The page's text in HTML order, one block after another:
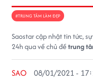
#TRUNG TÂM LÀM ĐẸP
Saostar cập nhật tin tức,
24h qua về chủ đềtrung
SAO 08/01/2021 -